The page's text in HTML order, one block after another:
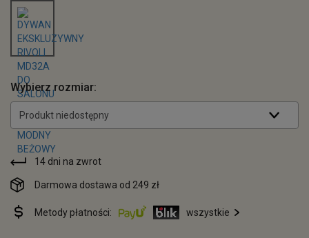
Wybierz rozmiar:
Produkt niedostępny
14 dni na zwrot
Darmowa dostawa od 249 zł
Metody płatności: wszystkie